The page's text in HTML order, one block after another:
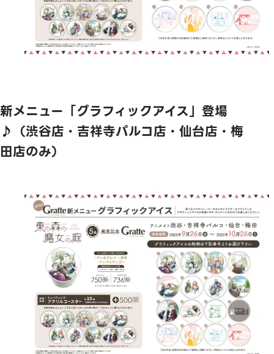
新メニュー「グラフィックアイス」登場
♪（渋谷店・吉祥寺パルコ店・仙台店・梅
田店のみ）